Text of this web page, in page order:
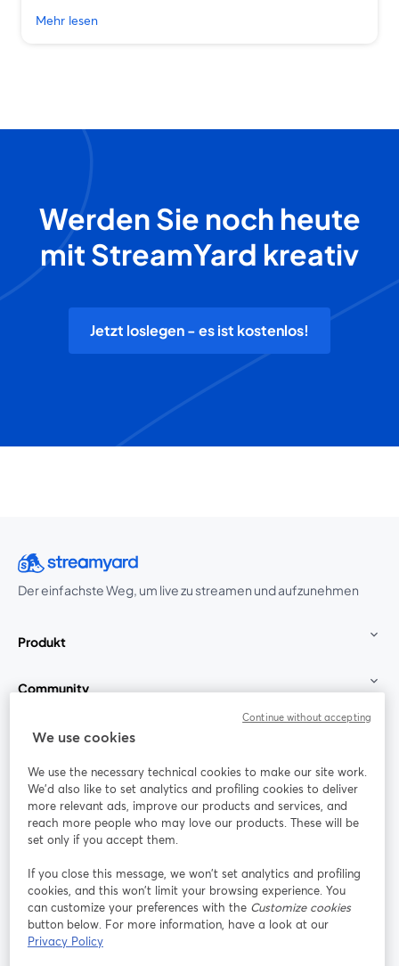
Mehr lesen
Werden Sie noch heute
mit StreamYard kreativ
Jetzt loslegen - es ist kostenlos!
Der einfachste Weg, um live zu streamen und aufzunehmen
Produkt
Community
StreamYard für
Mitmachen
Webinar Facebook
wird in einem neuen Tab geöffnet
X (Twitter)
wird in einem neuen Tab geöffnet
Nutzungsbedingungen
We use cookies
We use the necessary technical cookies to make our site work.
We'd also like to set analytics and profiling cookies to deliver
more relevant ads, improve our products and services, and
reach more people who may love our products. These will be
set only if you accept them.
If you close this message, we won’t set analytics and profiling
cookies, and this won’t limit your browsing experience. You
can customize your preferences with the Customize cookies
button below. For more information, have a look at our
Privacy Policy
Continue without accepting